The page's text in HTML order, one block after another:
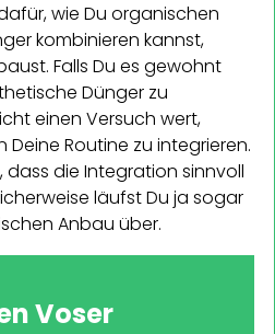
wie Du organischen
kombinieren kannst,
Falls Du es gewohnt
Dünger zu
einen Versuch wert,
Routine zu integrieren.
dass die Integration sinnvoll
läufst Du ja sogar
Anbau über.
Voser